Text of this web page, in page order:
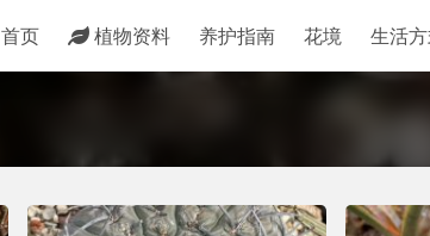
首页 植物资料 养护指南 花境 生活